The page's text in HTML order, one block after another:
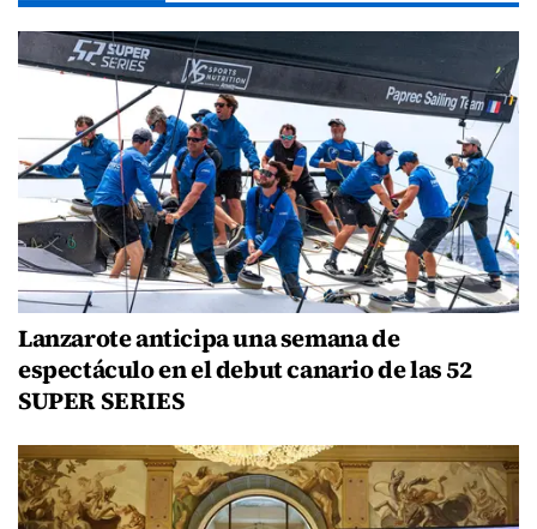
Lanzarote anticipa una semana de
espectáculo en el debut canario de las 52
SUPER SERIES